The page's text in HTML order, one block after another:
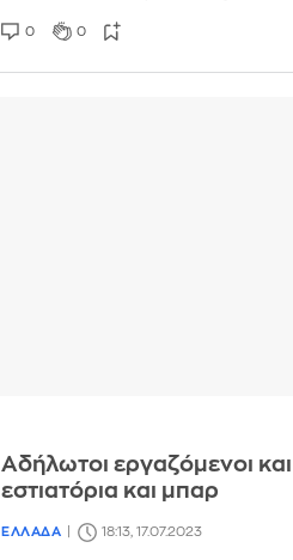
0 0
Αδήλωτοι εργαζόμενοι
εστιατόρια και μπαρ
ΕΛΛΑΔΑ 18:13, 17.07.2023